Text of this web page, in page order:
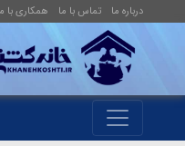
درباره ما تماس با ما همکاری با